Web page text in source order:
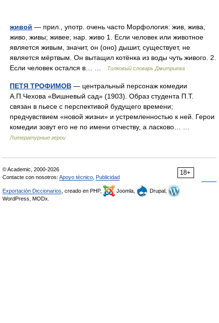
живой — прил., употр. очень часто Морфология: жив, жива,
живо, живы; живее; нар. живо 1. Если человек или животное
является живым, значит, он (оно) дышит, существует, не
является мёртвым. Он вытащил котёнка из воды чуть живого. 2.
Если человек остался в… …
Толковый словарь Дмитриева
ПЕТЯ ТРОФИМОВ — центральный персонаж комедии
А.П.Чехова «Вишневый сад» (1903). Образ студента П.Т.
связан в пьесе с перспективой будущего времени;
предчувствием «новой жизни» и устремленностью к ней. Герои
комедии зовут его не по имени отчеству, а ласково… …
Литературные герои
18+
© Academic, 2000-2026
Contacte con nosotros: Apoyo técnico Publicidad
Exportación Diccionarios , creado en PHP, Joomla,
Drupal,
WordPress, MODx.